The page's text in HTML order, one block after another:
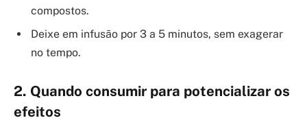
compostos.
Deixe em infusão por 3 a 5 minutos, sem exagerar
no tempo.
2. Quando consumir para potencializar os
efeitos